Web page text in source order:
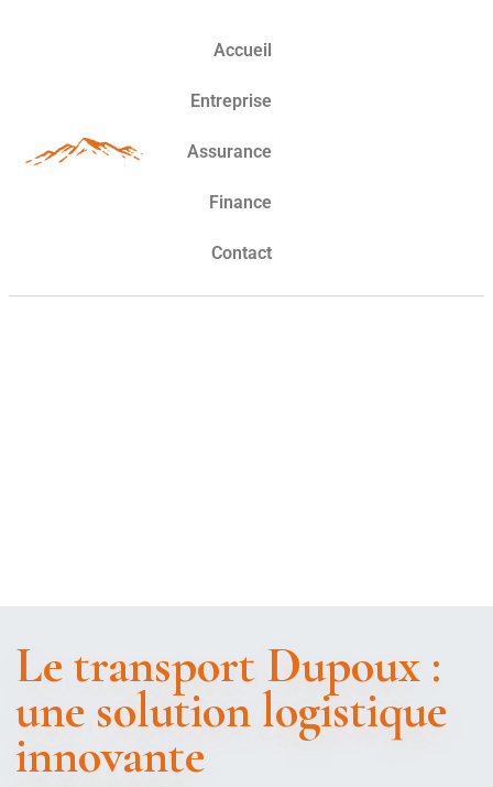
Accueil
Entreprise
Assurance
Finance
Contact
Le transport Dupoux :
une solution logistique
innovante